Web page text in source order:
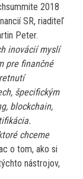
2018
SR, riaditeľ
Peter.
inovácií myslí
pre finančné
špecifickým
blockchain,
chceme
o tom, ako si
nástrojov,